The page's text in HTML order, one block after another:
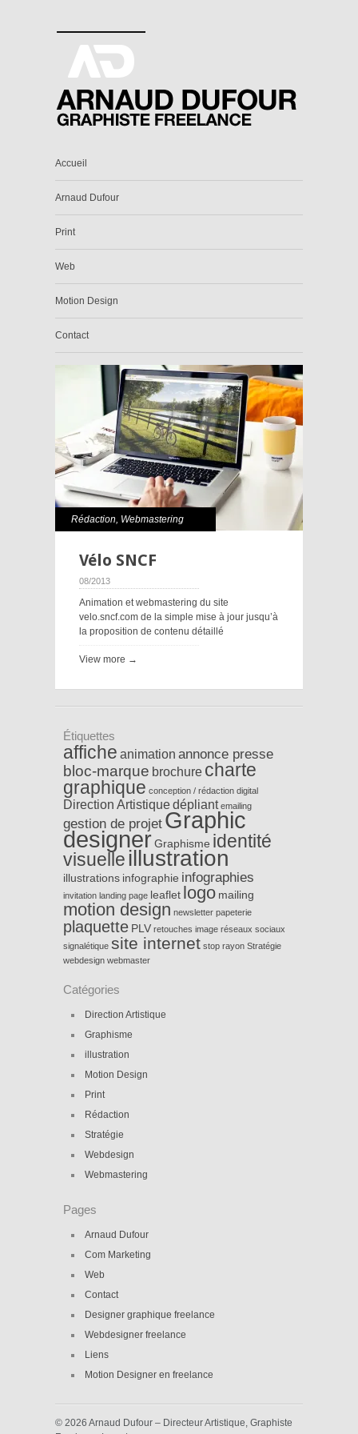
Accueil
Arnaud Dufour
Print
Web
Motion Design
Contact
Rédaction, Webmastering
Vélo SNCF
08/2013
Animation et webmastering du site
velo.sncf.com de la simple mise à jour jusqu’à
la proposition de contenu détaillé
View more →
Étiquettes
affiche animation annonce presse
bloc-marque brochure charte
graphique conception / rédaction digital
Direction Artistiquedépliant emailing
gestion de projet Graphic
designer Graphisme identité
visuelle illustration
illustrations infographie infographies
invitation landing page leaflet logo mailing
motion design newsletter papeterie
plaquette PLV retouches image réseaux sociaux
signalétique site internet stop rayon Stratégie
webdesign webmaster
Catégories
Direction Artistique
Graphisme
illustration
Motion Design
Print
Rédaction
Stratégie
Webdesign
Webmastering
Pages
Arnaud Dufour
Com Marketing
Web
Contact
Designer graphique freelance
Webdesigner freelance
Liens
Motion Designer en freelance
© 2026 Arnaud Dufour – Directeur Artistique, Graphiste